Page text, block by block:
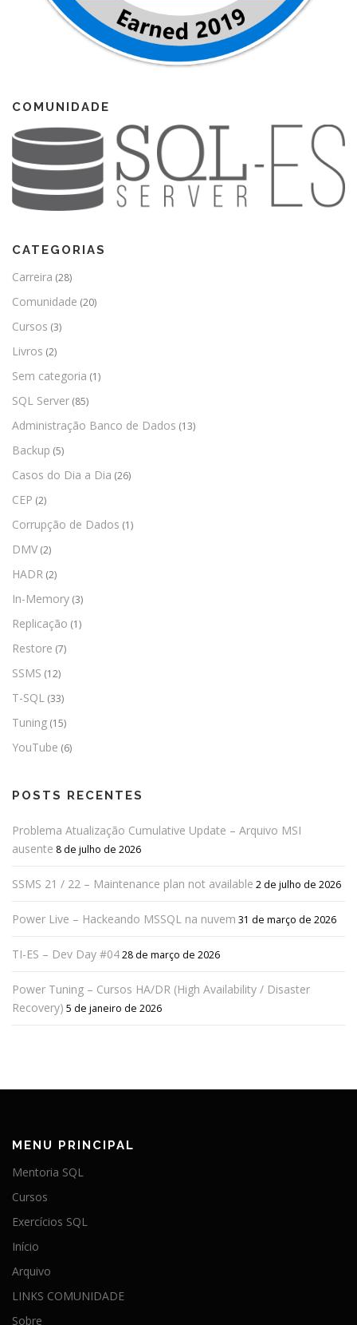
COMUNIDADE
CATEGORIAS
Carreira (28)
Comunidade (20)
Cursos (3)
Livros (2)
Sem categoria (1)
SQL Server (85)
Administração Banco de Dados (13)
Backup (5)
Casos do Dia a Dia (26)
CEP (2)
Corrupção de Dados (1)
DMV (2)
HADR (2)
In-Memory (3)
Replicação (1)
Restore (7)
SSMS (12)
T-SQL (33)
Tuning (15)
YouTube (6)
POSTS RECENTES
Problema Atualização Cumulative Update – Arquivo MSI
ausente 8 de julho de 2026
SSMS 21 / 22 – Maintenance plan not available 2 de julho de 2026
Power Live – Hackeando MSSQL na nuvem 31 de março de 2026
TI-ES – Dev Day #0428 de março de 2026
Power Tuning – Cursos HA/DR (High Availability / Disaster
Recovery) 5 de janeiro de 2026
MENU PRINCIPAL
Mentoria SQL
Cursos
Exercícios SQL
Início
Arquivo
LINKS COMUNIDADE
Sobre